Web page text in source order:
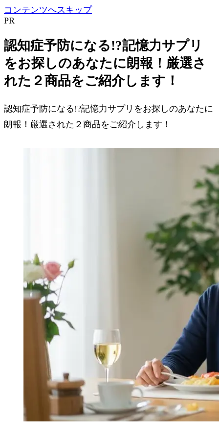
コンテンツへスキップ
PR
認知症予防になる!?記憶力サプリ
をお探しのあなたに朗報！厳選さ
れた２商品をご紹介します！
認知症予防になる!?記憶力サプリをお探しのあなたに
朗報！厳選された２商品をご紹介します！